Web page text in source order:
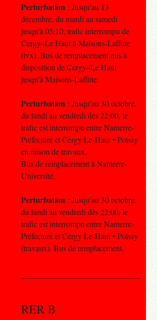
Perturbation : Jusqu'au 13
décembre, du mardi au samedi
jusqu'à 05:10, trafic interrompu de
Cergy–Le Haut à Maisons-Laffitte
(tvx). Bus de remplacement mis à
disposition de Cergy–Le Haut
jusqu'à Maisons-Laffitte.
Perturbation : Jusqu'au 30 octobre,
du lundi au vendredi dès 22:00, le
trafic est interrompu entre Nanterre-
Préfecture et Cergy Le-Haut • Poissy
en raison de travaux.
Bus de remplacement à Nanterre-
Université.
Perturbation : Jusqu'au 30 octobre,
du lundi au vendredi dès 22:00, le
trafic est interrompu entre Nanterre-
Préfecture et Cergy Le-Haut • Poissy
(travaux). Bus de remplacement.
RER B